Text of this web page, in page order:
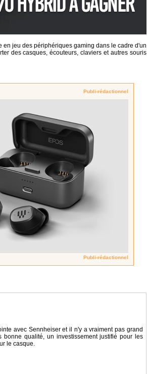
jeu des périphériques gaming dans le cadre d'un
des casques, écouteurs, claviers et autres souris
Publi-rédactionnel
Publi-rédactionnel
avec Sennheiser et il n'y a vraiment pas grand
qualité, un investissement justifié pour les
le casque.